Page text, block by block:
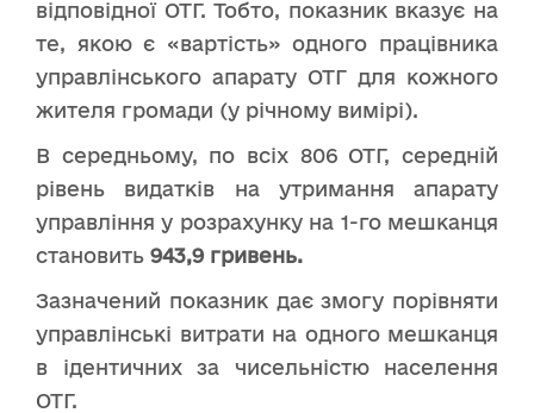
відповідної ОТГ. Тобто, показник вказує на
те, якою є «вартість» одного працівника
управлінського апарату ОТГ для кожного
жителя громади (у річному вимірі).
В середньому, по всіх 806 ОТГ, середній
рівень видатків на утримання апарату
управління у розрахунку на 1-го мешканця
становить 943,9 гривень.
Зазначений показник дає змогу порівняти
управлінські витрати на одного мешканця
в ідентичних за чисельністю населення
ОТГ.